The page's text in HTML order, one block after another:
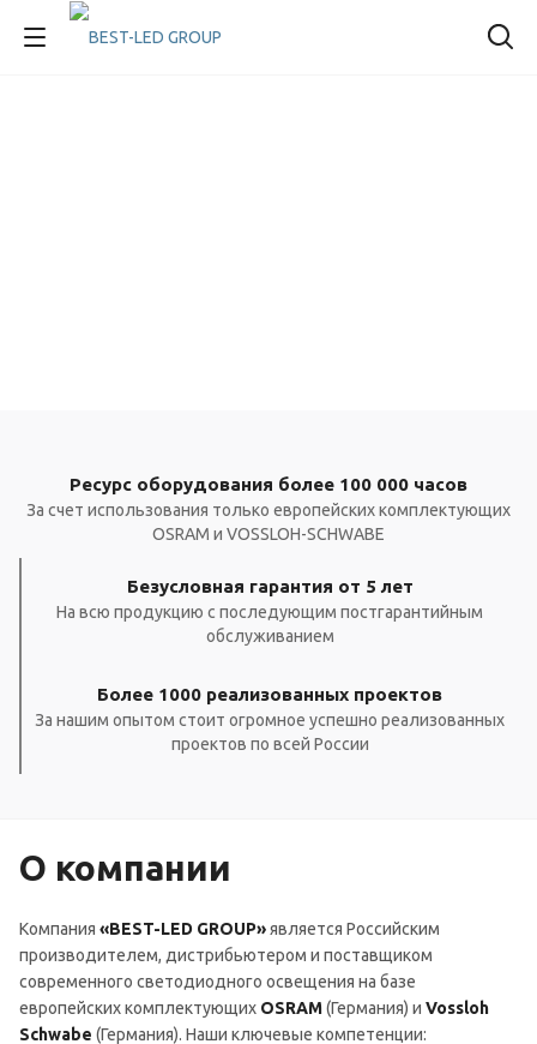
Ресурс оборудования более 100 000 часов
За счет использования только европейских комплектующих
OSRAM и VOSSLOH-SCHWABE
Безусловная гарантия от 5 лет
На всю продукцию с последующим постгарантийным
обслуживанием
Более 1000 реализованных проектов
За нашим опытом стоит огромное успешно реализованных
проектов по всей России
О компании
Компания «BEST-LED GROUP»является Российским
производителем, дистрибьютером и поставщиком
современного светодиодного освещения на базе
европейских комплектующих OSRAM(Германия) и Vossloh
Schwabe (Германия). Наши ключевые компетенции: